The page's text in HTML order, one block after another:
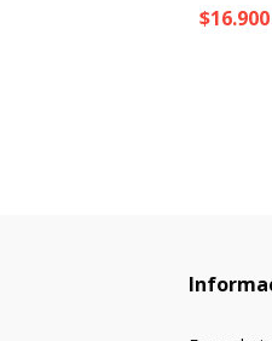
$16.900